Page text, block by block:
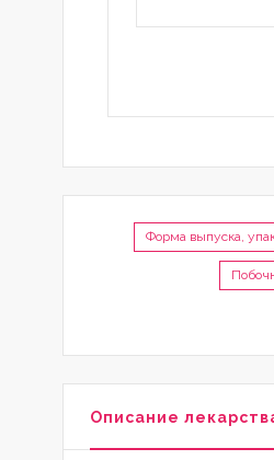
Форма выпуска,
Описание